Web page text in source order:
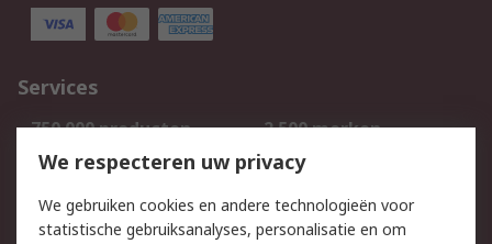
Services
750.000 producten
2.500 merken
Bestellen
Inkoopoplossingen
Track & Trace
We respecteren uw privacy
We gebruiken cookies en andere technologieën voor
statistische gebruiksanalyses, personalisatie en om